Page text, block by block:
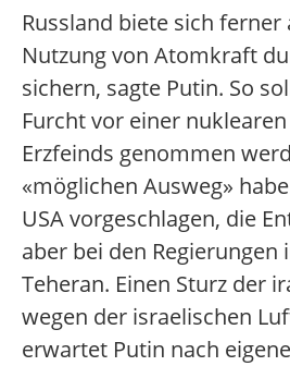
Russland biete sich
Nutzung von Atomkraft
sichern, sagte Putin. So
Furcht vor einer
Erzfeinds genommen
«möglichen Ausweg»
USA vorgeschlagen, die
aber bei den Regierungen
Teheran. Einen Sturz der
wegen der israelischen
erwartet Putin nach